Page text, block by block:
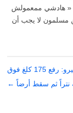
« هادشي ممعمولش
مسلمون لا يجب أن
ريو دي جانيرو: رفع 175 كلغ فوق
نتراً ثم سقط أرضاً ←